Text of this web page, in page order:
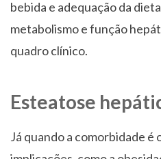
bebida e adequação da
metabolismo e função
quadro clínico.
Esteatose
Já quando a comorbidade é